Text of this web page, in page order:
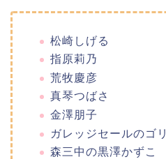
松崎しげる
指原莉乃
荒牧慶彦
真琴つばさ
金澤朋子
ガレッジセールのゴリ
森三中の黒澤かずこ